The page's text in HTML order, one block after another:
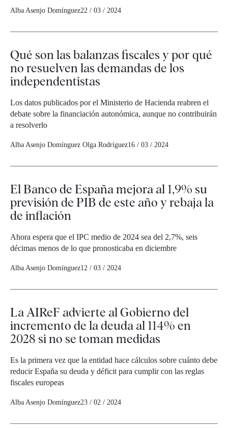
Alba Asenjo Domínguez22 / 03 / 2024
Qué son las balanzas fiscales y por qué
no resuelven las demandas de los
independentistas
Los datos publicados por el Ministerio de Hacienda reabren el
debate sobre la financiación autonómica, aunque no contribuirán
a resolverlo
Alba Asenjo Domínguez Olga Rodríguez16 / 03 / 2024
El Banco de España mejora al 1,9% su
previsión de PIB de este año y rebaja la
de inflación
Ahora espera que el IPC medio de 2024 sea del 2,7%, seis
décimas menos de lo que pronosticaba en diciembre
Alba Asenjo Domínguez12 / 03 / 2024
La AIReF advierte al Gobierno del
incremento de la deuda al 114% en
2028 si no se toman medidas
Es la primera vez que la entidad hace cálculos sobre cuánto debe
reducir España su deuda y déficit para cumplir con las reglas
fiscales europeas
Alba Asenjo Domínguez23 / 02 / 2024